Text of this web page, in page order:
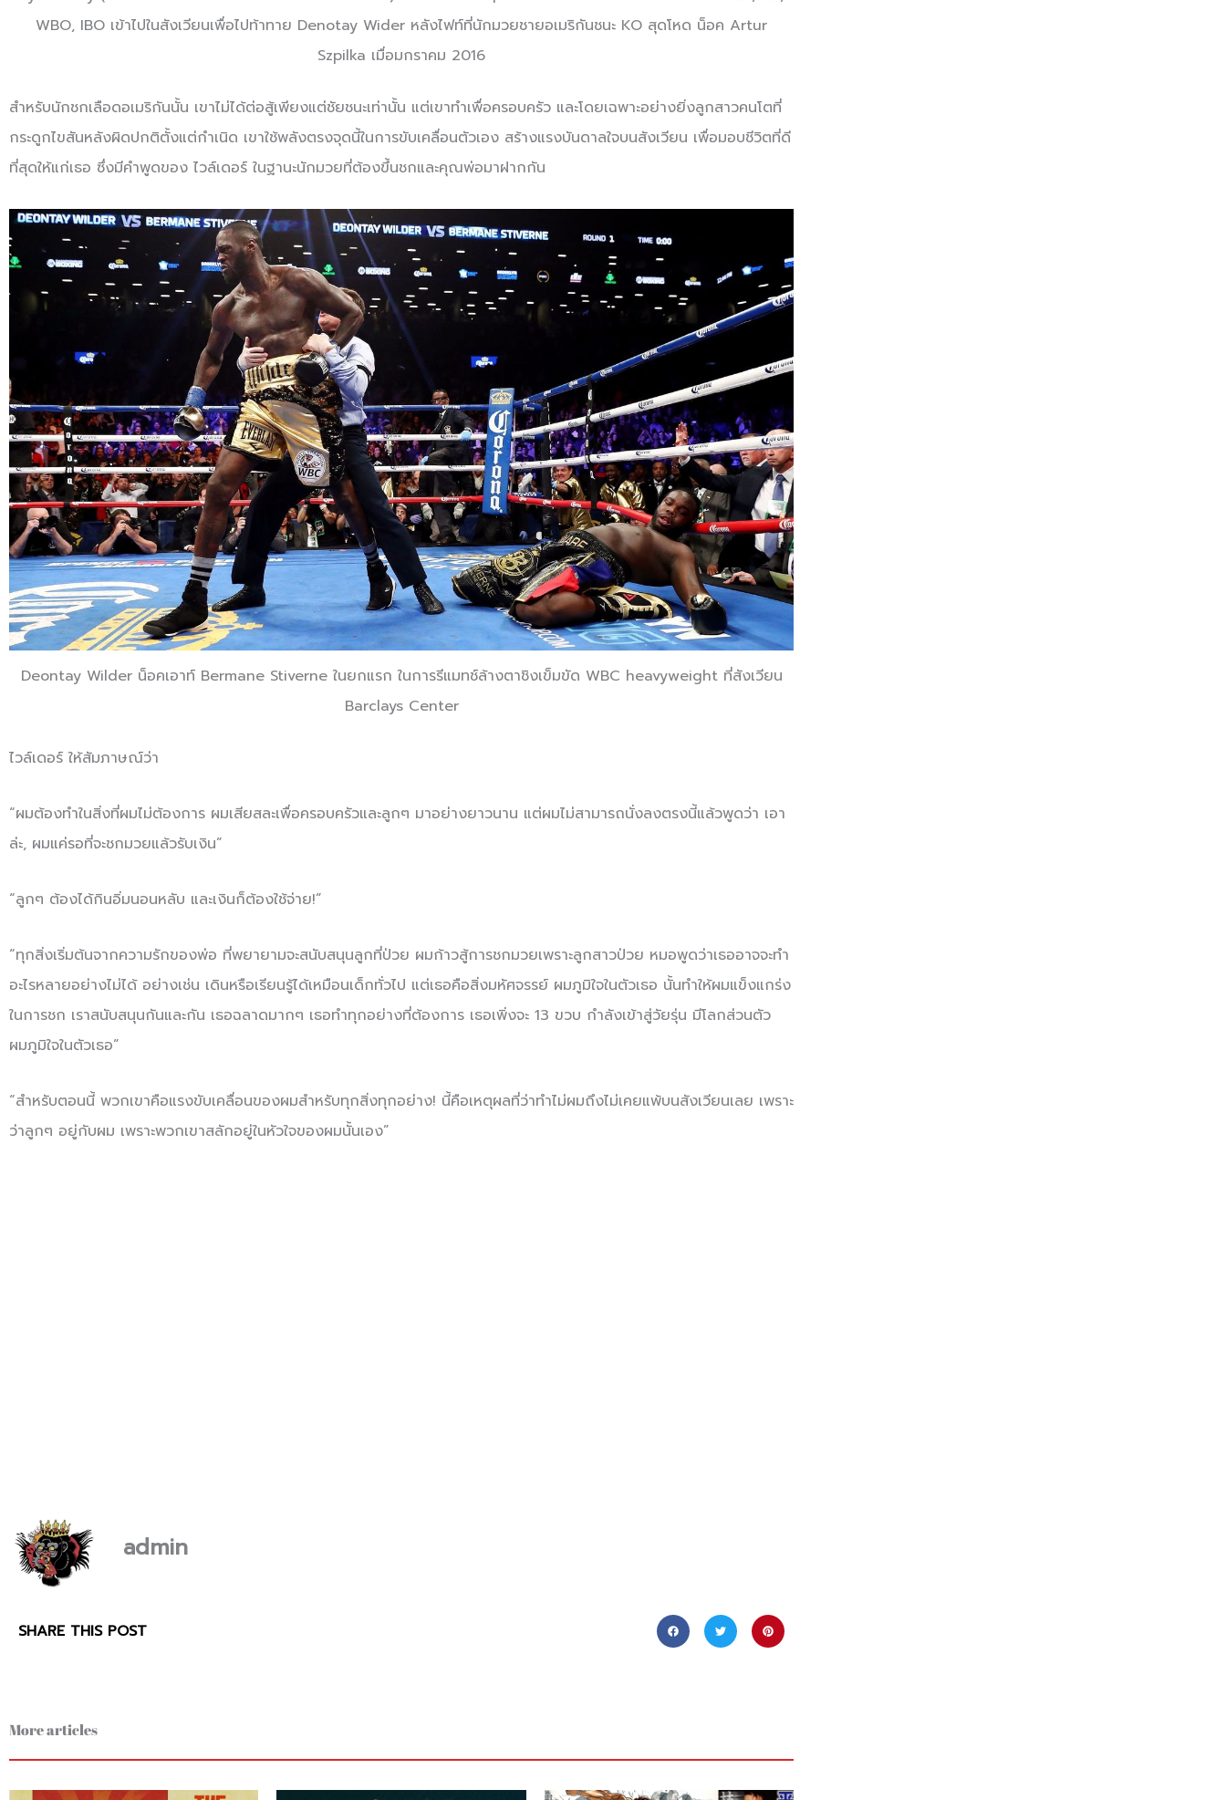
WBO, IBO เข้าไปในสังเวียนเพื่อไปท้าทาย Denotay Wider หลังไฟท์ที่นักมวยชายอเมริกันชนะ KO สุดโหด น็อค Artur
Szpilka เมื่อมกราคม 2016
สำหรับนักชกเลือดอเมริกันนั้น เขาไม่ได้ต่อสู้เพียงแต่ชัยชนะเท่านั้น แต่เขาทำเพื่อครอบครัว และโดยเฉพาะอย่างยิ่งลูกสาวคนโตที่
กระดูกไขสันหลังผิดปกติตั้งแต่กำเนิด เขาใช้พลังตรงจุดนี้ในการขับเคลื่อนตัวเอง สร้างแรงบันดาลใจบนสังเวียน เพื่อมอบชีวิตที่ดี
ที่สุดให้แก่เธอ ซึ่งมีคำพูดของ ไวล์เดอร์ ในฐานะนักมวยที่ต้องขึ้นชกและคุณพ่อมาฝากกัน
Deontay Wilder น็อคเอาท์ Bermane Stiverne ในยกแรก ในการรีแมทช์ล้างตาชิงเข็มขัด WBC heavyweight ที่สังเวียน
Barclays Center
ไวล์เดอร์ ให้สัมภาษณ์ว่า
“ผมต้องทำในสิ่งที่ผมไม่ต้องการ ผมเสียสละเพื่อครอบครัวและลูกๆ มาอย่างยาวนาน แต่ผมไม่สามารถนั่งลงตรงนี้แล้วพูดว่า เอา
ล่ะ, ผมแค่รอที่จะชกมวยแล้วรับเงิน”
“ลูกๆ ต้องได้กินอิ่มนอนหลับ และเงินก็ต้องใช้จ่าย!”
“ทุกสิ่งเริ่มต้นจากความรักของพ่อ ที่พยายามจะสนับสนุนลูกที่ป่วย ผมก้าวสู้การชกมวยเพราะลูกสาวป่วย หมอพูดว่าเธออาจจะทำ
อะไรหลายอย่างไม่ได้ อย่างเช่น เดินหรือเรียนรู้ได้เหมือนเด็กทั่วไป แต่เธอคือสิ่งมหัศจรรย์ ผมภูมิใจในตัวเธอ นั้นทำให้ผมแข็งแกร่ง
ในการชก เราสนับสนุนกันและกัน เธอฉลาดมากๆ เธอทำทุกอย่างที่ต้องการ เธอเพิ่งจะ 13 ขวบ กำลังเข้าสู่วัยรุ่น มีโลกส่วนตัว
ผมภูมิใจในตัวเธอ”
“สำหรับตอนนี้ พวกเขาคือแรงขับเคลื่อนของผมสำหรับทุกสิ่งทุกอย่าง! นี้คือเหตุผลที่ว่าทำไม่ผมถึงไม่เคยแพ้บนสังเวียนเลย เพราะ
ว่าลูกๆ อยู่กับผม เพราะพวกเขาสลักอยู่ในหัวใจของผมนั้นเอง”
admin
SHARE THIS POST
More articles